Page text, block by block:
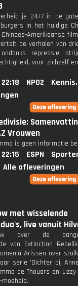
je 24/7 in de
in het huidige
Amerikaanse
de verhalen van
repressie
voor zichzelf
NPO2
Vrouwen
is geen informatie
ESPN
Alle afleveringen
met wisselende
live vanuit
over de
van Extinction
Arissen over
serie 'Dichter bij
de Thouars en